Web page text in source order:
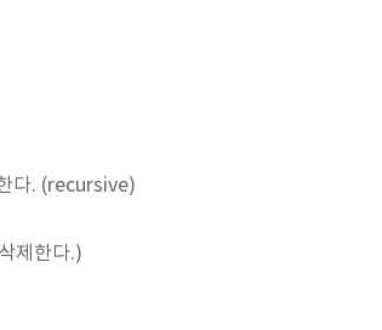
다. (recursive)
제한다.)